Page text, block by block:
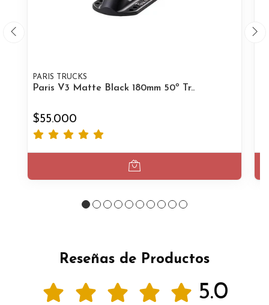
PARIS TRUCKS
Paris V3 Matte Black 180mm 50º Tr..
$55.000
Reseñas de Productos
5.0